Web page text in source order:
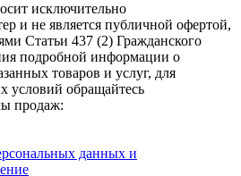
исключительно
и не является публичной офертой,
Статьи 437 (2) Гражданского
подробной информации о
товаров и услуг, для
условий обращайтесь
продаж:
данных и